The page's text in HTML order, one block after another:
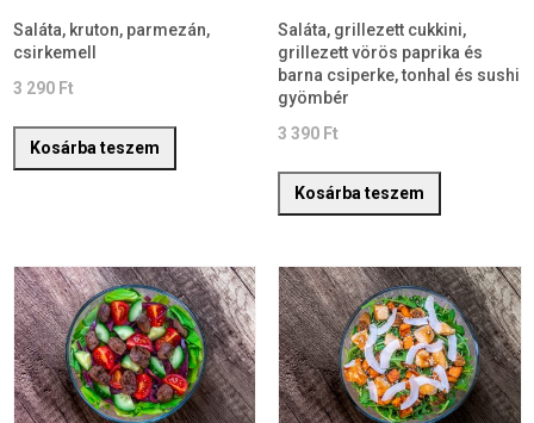
Saláta, kruton, parmezán,
csirkemell
3 290 Ft
Kosárba teszem
Saláta, grillezett cukkini,
grillezett vörös paprika és
barna csiperke, tonhal és sushi
gyömbér
3 390 Ft
Kosárba teszem